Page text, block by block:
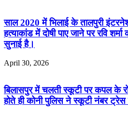
साल 2020 में भिलाई के तालपुरी
हत्याकांड में दोषी पाए जाने पर रवि
सुनाई है।
April 30, 2026
बिलासपुर में चलती स्कूटी पर कपल के
होते ही कोनी पुलिस ने स्कूटी नंबर